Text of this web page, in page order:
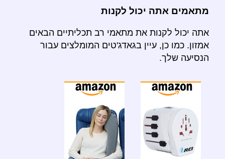
מתאמים אתה יכול לקנות
אתה יכול לקנות את מתאמי רב תכליתיים הבאים
אמזון. כמו כן, עיין בגאדג'טים המומלצים עבור
הנסיעה שלך.